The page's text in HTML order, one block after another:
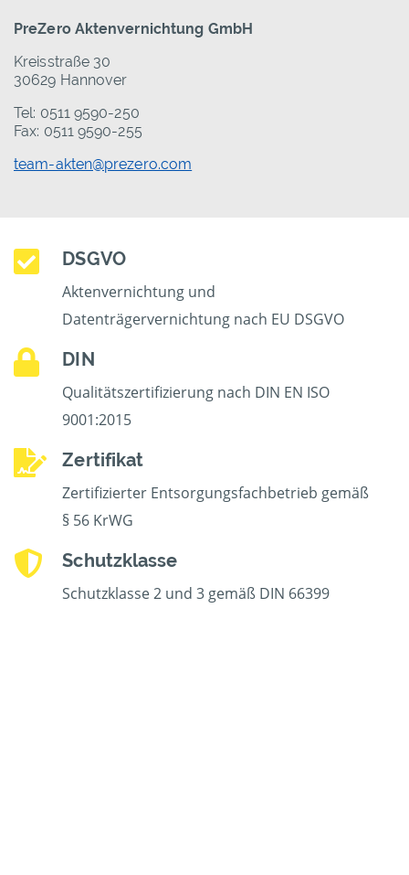
PreZero Aktenvernichtung GmbH
Kreisstraße 30
30629 Hannover
Tel: 0511 9590-250
Fax: 0511 9590-255
team-akten@prezero.com
DSGVO
Aktenvernichtung und
Datenträgervernichtung nach EU DSGVO
DIN
Qualitätszertifizierung nach DIN EN ISO
9001:2015
Zertifikat
Zertifizierter Entsorgungsfachbetrieb gemäß
§ 56 KrWG
Schutzklasse
Schutzklasse 2 und 3 gemäß DIN 66399